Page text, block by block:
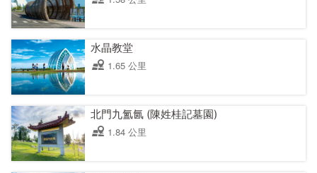
水晶教堂
1.65 公里
北門九氳氤 (陳姓桂記墓園)
1.84 公里